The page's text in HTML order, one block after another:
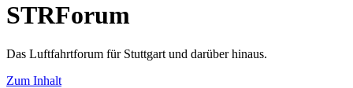
STRForum
Das Luftfahrtforum für Stuttgart und darüber hinaus.
Zum Inhalt